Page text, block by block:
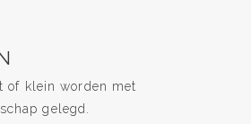
of klein worden met
gelegd.